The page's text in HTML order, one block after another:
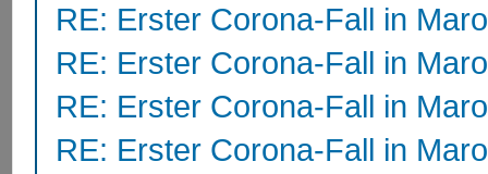
RE: Erster Corona-Fall in
RE: Erster Corona-Fall in
RE: Erster Corona-Fall in
RE: Erster Corona-Fall in